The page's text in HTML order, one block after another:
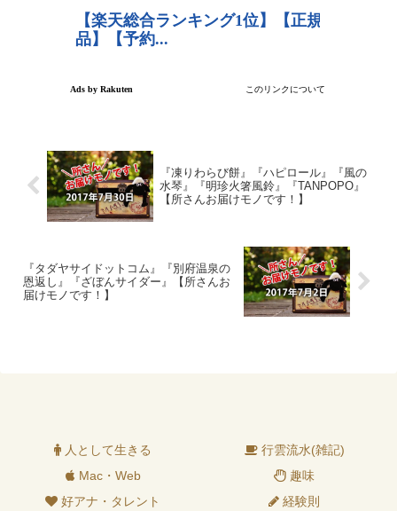
『凍りわらび餅』『ハピロール』『風の
水琴』『明珍火箸風鈴』『TANPOPO』
【所さんお届けモノです！】
『タダヤサイドットコム』『別府温泉の
恩返し』『ざぼんサイダー』【所さんお
届けモノです！】
人として生きる
行雲流水(雑記)
Mac・Web
趣味
好アナ・タレント
経験則